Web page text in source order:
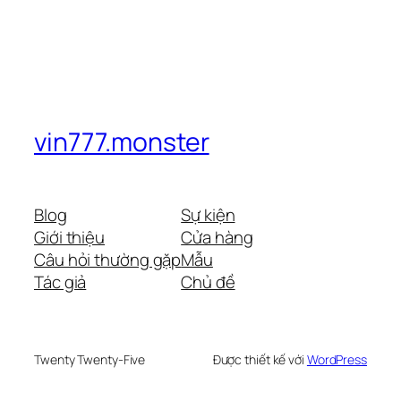
vin777.monster
Blog
Giới thiệu
Câu hỏi thường gặp
Tác giả
Sự kiện
Cửa hàng
Mẫu
Chủ đề
Twenty Twenty-Five Được thiết kế với WordPress